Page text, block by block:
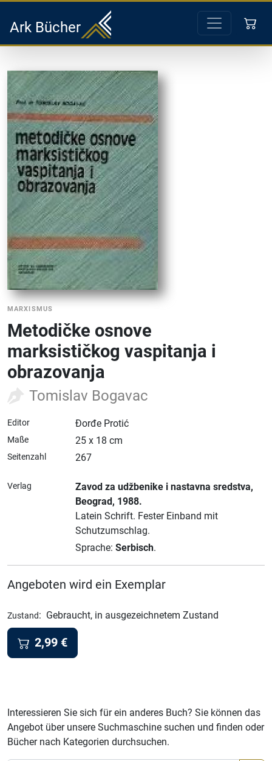
Ark Bücher
MARXISMUS
Metodičke osnove
marksističkog vaspitanja i
obrazovanja
Tomislav Bogavac
Editor Đorđe Protić
Maße 25 x 18 cm
Seitenzahl 267
Verlag Zavod za udžbenike i nastavna sredstva,
Beograd, 1988.
Latein Schrift. Fester Einband mit
Schutzumschlag.
Sprache: Serbisch.
Angeboten wird ein Exemplar
Zustand: Gebraucht, in ausgezeichnetem Zustand
2,99 €
Interessieren Sie sich für ein anderes Buch? Sie können das
Angebot über unsere Suchmaschine suchen und finden oder
Bücher nach Kategorien durchsuchen.